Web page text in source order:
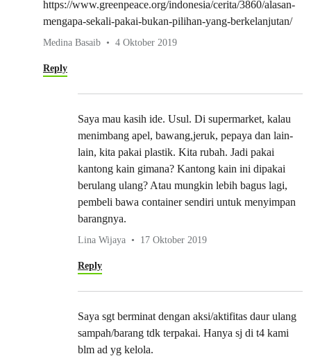
https://www.greenpeace.org/indonesia/cerita/3860/alasan-
mengapa-sekali-pakai-bukan-pilihan-yang-berkelanjutan/
Medina Basaib 4 Oktober 2019
Reply
Saya mau kasih ide. Usul. Di supermarket, kalau
menimbang apel, bawang,jeruk, pepaya dan lain-
lain, kita pakai plastik. Kita rubah. Jadi pakai
kantong kain gimana? Kantong kain ini dipakai
berulang ulang? Atau mungkin lebih bagus lagi,
pembeli bawa container sendiri untuk menyimpan
barangnya.
Lina Wijaya 17 Oktober 2019
Reply
Saya sgt berminat dengan aksi/aktifitas daur ulang
sampah/barang tdk terpakai. Hanya sj di t4 kami
blm ad yg kelola.